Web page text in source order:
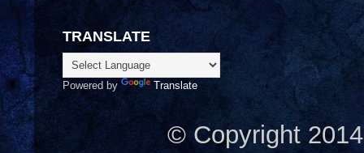
TRANSLATE
Powered by Translate
© Copyright